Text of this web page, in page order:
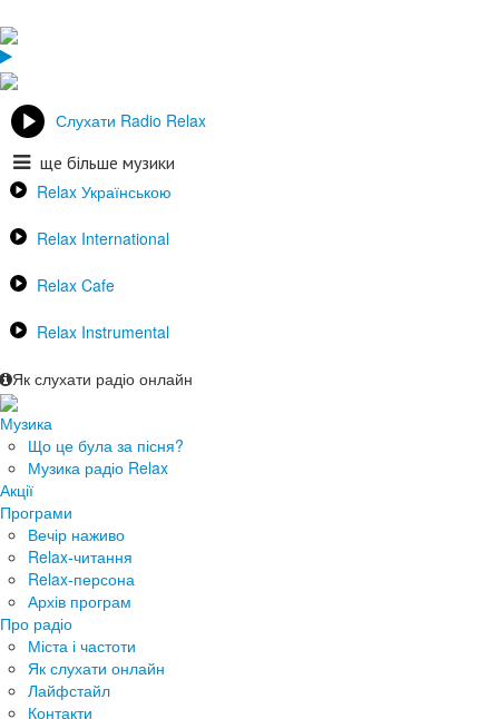
Слухати Radio Relax
ще більше музики
Relax Українською
Relax International
Relax Cafe
Relax Instrumental
Як слухати радіо онлайн
Музика
Що це була за пісня?
Музика радіо Relax
Акції
Програми
Вечір наживо
Relax-читання
Relax-персона
Архів програм
Про радіо
Міста і частоти
Як слухати онлайн
Лайфстайл
Контакти